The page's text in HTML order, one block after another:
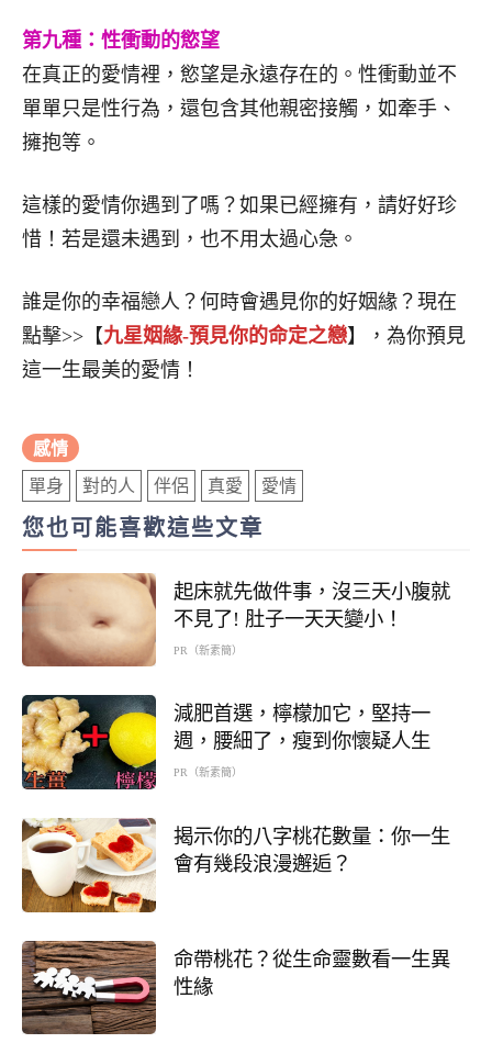
第九種：性衝動的慾望
在真正的愛情裡，慾望是永遠存在的。性衝動並不
單單只是性行為，還包含其他親密接觸，如牽手、
擁抱等。
這樣的愛情你遇到了嗎？如果已經擁有，請好好珍
惜！若是還未遇到，也不用太過心急。
誰是你的幸福戀人？何時會遇見你的好姻緣？現在
點擊>>【九星姻緣-預見你的命定之戀】，為你預見
這一生最美的愛情！
感情
單身 對的人 伴侶 真愛 愛情
您也可能喜歡這些文章
起床就先做件事，沒三天小腹就
不見了! 肚子一天天變小！
PR（新素簡）
減肥首選，檸檬加它，堅持一
週，腰細了，瘦到你懷疑人生
PR（新素簡）
揭示你的八字桃花數量：你一生
會有幾段浪漫邂逅？
命帶桃花？從生命靈數看一生異
性緣